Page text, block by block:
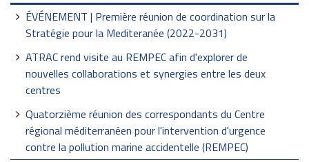
ÉVÉNEMENT | Première réunion de coordination sur la
Stratégie pour la Mediteranée (2022-2031)
ATRAC rend visite au REMPEC afin d'explorer de
nouvelles collaborations et synergies entre les deux
centres
Quatorzième réunion des correspondants du Centre
régional méditerranéen pour l'intervention d'urgence
contre la pollution marine accidentelle (REMPEC)